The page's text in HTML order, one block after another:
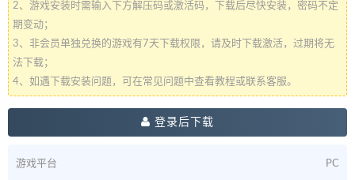
2、游戏安装时需输入下方解压码或激活码，下载后尽快安装，密码不定
期变动；
3、非会员单独兑换的游戏有7天下载权限，请及时下载激活，过期将无
法下载；
4、如遇下载安装问题，可在常见问题中查看教程或联系客服。
登录后下载
游戏平台 PC